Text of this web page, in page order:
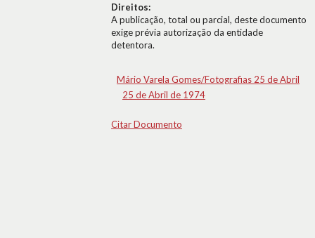
Direitos:
A publicação, total ou parcial, deste documento
exige prévia autorização da entidade
detentora.
Mário Varela Gomes/Fotografias 25 de Abril
25 de Abril de 1974
Citar Documento